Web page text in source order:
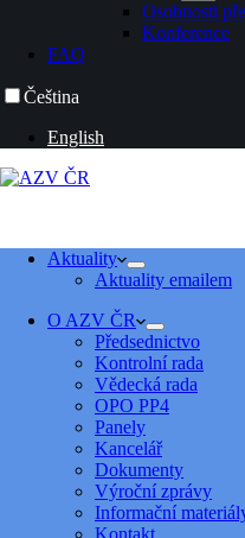
Osobnosti
Konference
FAQ
Čeština
English
Aktuality
Aktuality emailem
O AZV ČR
Předsednictvo
Kontrolní rada
Vědecká rada
OPO PP4
Panely
Kancelář
Dokumenty
Výroční zprávy
Informační
Kontakt